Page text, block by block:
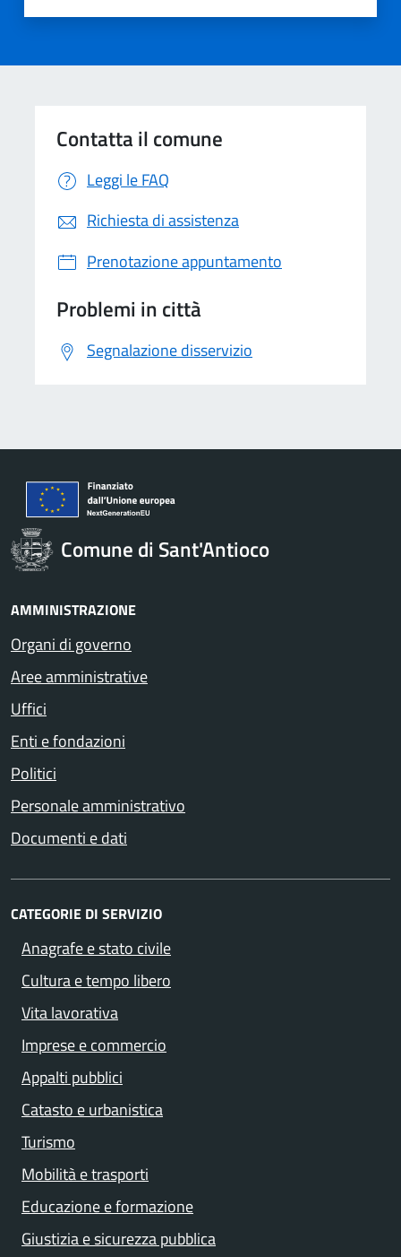
Contatta il comune
Leggi le FAQ
Richiesta di assistenza
Prenotazione appuntamento
Problemi in città
Segnalazione disservizio
Comune di Sant'Antioco
AMMINISTRAZIONE
Organi di governo
Aree amministrative
Uffici
Enti e fondazioni
Politici
Personale amministrativo
Documenti e dati
CATEGORIE DI SERVIZIO
Anagrafe e stato civile
Cultura e tempo libero
Vita lavorativa
Imprese e commercio
Appalti pubblici
Catasto e urbanistica
Turismo
Mobilità e trasporti
Educazione e formazione
Giustizia e sicurezza pubblica